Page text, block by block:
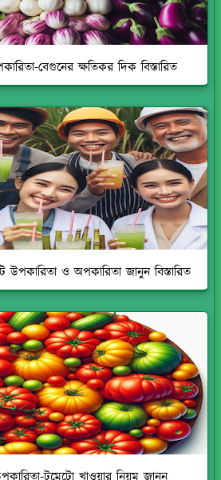
বেগুনের ক্ষতিকর দিক বিস্তারিত
ও অপকারিতা জানুন বিস্তারিত